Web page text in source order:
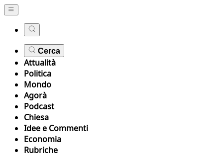
Cerca
Attualità
Politica
Mondo
Agorà
Podcast
Chiesa
Idee e Commenti
Economia
Rubriche